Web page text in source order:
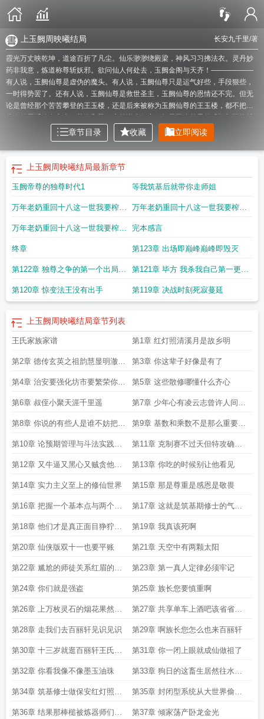
长安九千里/著
上玉阙周映曦结局
霞光万丈映乾坤，道途百折了凡尘。仙乐渺渺绕殿梁，神风习习拂法衣。灵丹妙
药非我意，炼道称尊斩妖邪。欲问仙人何处去，玉阙金阁与天齐！——————
有人说，玉阙仙尊是虚伪的魔头。有人说，玉阙仙尊只是运气好些，手段狠些，
一时得势罢了。还有人说，玉阙仙尊是救世圣主，玉阙仙尊的恩情还不完。但无
论是曾经那个苦苦攀登的王玉楼，还是后来被称为玉阙仙尊的王玉楼，都不把这
停下脚步，又怎能到达彼岸？仙路遥遥，当砥砺前行！道途多荈，当志如铁石！
唯如此，方可上玉阙、履金阁，以大气魄证万世果！——————【非套路】
【无系统】【不小白】【经济、战力系统绝对不崩】【全新斗法体系】上玉阙周
映曦结局上玉阙贴吧上玉阙免费阅读全文
无弹窗上玉阙免费上玉阙TXT全集上玉阙TXT上玉阙王显周后面有没有死上
玉阙最新章节上玉阙笔趣阁全文 上玉阙百科百度上玉阙起点上玉阙笔趣阁正
本上玉阙有女主吗 上玉阙笔趣阁上玉阙无错版免费阅读 上玉阙起点中文网
玉阙大结局上玉阙主角境界划分 上玉阙TXT百度
免费上玉阙修炼境界划分详解 上玉阙笔趣阁全文阅读上玉阙王玉楼上玉阙精
玉阙主角多少章成金丹上玉阙百度百科上玉阙TXT八零电子书上玉阙女主上
趣阁上玉阙 笔趣阁上玉阙TXT免费全本上玉阙手打无错字版上玉阙全文免费
弹窗免费阅读 上玉阙全文免费阅读正版
玉阙 百度上玉阙无错手打上玉阙无防盗上玉阙王显周上玉阙TXT百度免费阅
读上玉阙剧情介绍 上玉阙免费阅读软件上玉阙境界划分上玉阙在线阅读
防盗笔趣阁 上玉阙 百科上玉阙全文免费阅读 上玉阙笔趣阁无防盗
百科女主 上玉阙王玉楼人物介绍 上玉阙全文阅读上玉阙女主角有几个
章节目录 收藏 立即阅读
上玉阙周映曦结局最新章节
玉阙帝尊的独尊时代1 等我筑基后就带你走师姐
万年老奶重回十八这一世我要榨干
玉楼三
万年老奶重回十八这一世我要榨干
玉楼二
万年老奶重回十八这一世我要榨干
玉楼一
完本感言
终章 第123章 出场即巅峰巅峰即毁灭
第122章 独尊之争的第一个出局者
法王九千字求月票
第121章 毕方 我杀我自己第一更晚
上还有一更
第120章 惊变法王没有出手 第119章 决战时刻死寂蔓延
上玉阙周映曦结局章节列表
王氏家族家谱 第1章 红灯照清溪月是故乡明
第2章 德传玄英之祖韵慧显明澈之
佳材
第3章 你这辈子好像是有了
第4章 治安要强化坊市要繁荣你滴
明白
第5章 这些散修哪懂什么齐心
第6章 叔侄小聚天涯千里遥 第7章 少年心有凌云志曾许人间第
一流
第8章 你说的有些人是谁不妨把话
说明白
第9章 基数和乘数不是那么重要重
要的是转化率
第10章 论预期管理与斗法实践的
结合
第11章 克制赛不过天但特攻确实
能帮你神仙
第12章 又牛逼又黑心又贼贪他不
成功谁成功
第13章 你吃的时候别让他看见
第14章 实力主义至上的修仙世界 第15章 那是尊重是感恩是敬畏
第16章 把握一个基本点与两个核
心
第17章 这就是筑基期修士的气魄
吗
第18章 他们才是真正面目狰狞的
恶人
第19章 我真该死啊
第20章 仙侠版双十一也要平账 第21章 天空中有两颗太阳
第22章 尴尬的师徒关系红眉的神
秘之处
第23章 第一真人定律必须牢记
第24章 你们就是强盗 第25章 族长您要慎重啊
第26章 上万枚灵石的烟花果然漂
亮
第27章 共享单车上酒吧该省省该
花花
第28章 走我们去百丽轩见识见识 第29章 啊族长您怎么也来百丽轩
第30章 十三岁就逛百丽轩王氏后
继有人
第31章 你一闭上眼就成仙做祖了
第32章 你看我像不像墨玉油珠 第33章 狗日的这畜生居然往水里
兑水
第34章 筑基修士做保安红灯照的
恩情还不完
第35章 封闭型系统从大世界偷走
了太多质量
第36章 结果那棒槌被炼器师们当 第37章 倾家荡产卧龙金光